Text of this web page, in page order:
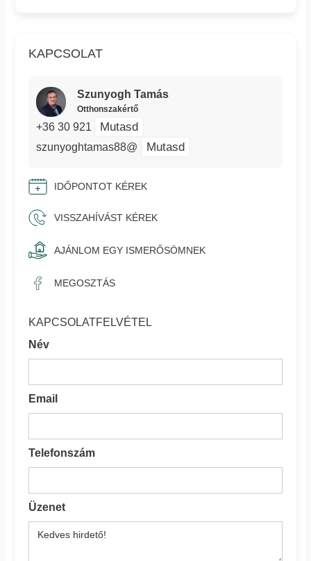
KAPCSOLAT
Szunyogh Tamás
Otthonszakértő
+36 30 921 Mutasd
szunyoghtamas88@ Mutasd
IDŐPONTOT KÉREK
VISSZAHÍVÁST KÉREK
AJÁNLOM EGY ISMERŐSÖMNEK
MEGOSZTÁS
KAPCSOLATFELVÉTEL
Név
Email
Telefonszám
Üzenet